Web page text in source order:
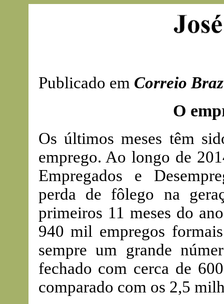
Publicado em Correio
O
Os últimos meses têm
emprego. Ao longo de
Empregados e
perda de fôlego na
primeiros 11 meses do
940 mil empregos
sempre um grande
fechado com cerca de
comparado com os 2,5